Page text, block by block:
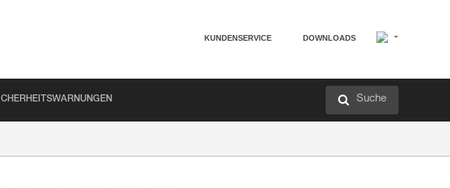
KUNDENSERVICE DOWNLOADS
Suche